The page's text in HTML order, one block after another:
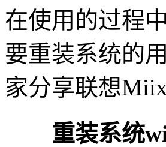
在使用的过程
要重装系统的
家分享联想
重装系统